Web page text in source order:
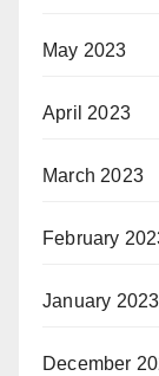
May 2023
April 2023
March 2023
February
January 2023
December